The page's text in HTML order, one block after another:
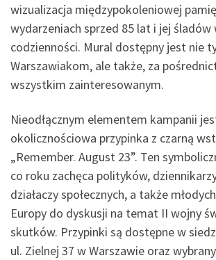
wizualizacja międzypokoleniowej
wydarzeniach sprzed 85 lat i jej śladów
codzienności. Mural dostępny jest nie
Warszawiakom, ale także, za
wszystkim zainteresowanym.
Nieodłącznym elementem kampanii
okolicznościowa przypinka z czarną
„Remember. August 23”. Ten
co roku zachęca polityków,
działaczy społecznych, a także
Europy do dyskusji na temat II wojny
skutków. Przypinki są dostępne w
ul. Zielnej 37 w Warszawie oraz